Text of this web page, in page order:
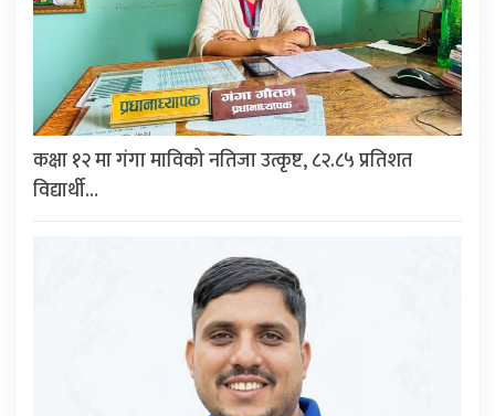
कक्षा १२ मा गंगा माविको नतिजा उत्कृष्ट, ८२.८५ प्रतिशत
विद्यार्थी…